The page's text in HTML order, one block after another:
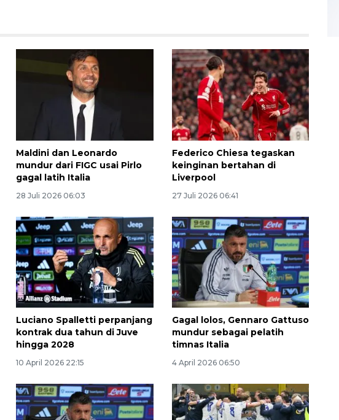
Maldini dan Leonardo
mundur dari FIGC usai Pirlo
gagal latih Italia
28 Juli 2026 06:03
Federico Chiesa tegaskan
keinginan bertahan di
Liverpool
27 Juli 2026 06:41
Luciano Spalletti perpanjang
kontrak dua tahun di Juve
hingga 2028
10 April 2026 22:15
Gagal lolos, Gennaro Gattuso
mundur sebagai pelatih
timnas Italia
4 April 2026 06:50
160 ribu sambungan baru
2026-08-07 18:00:00